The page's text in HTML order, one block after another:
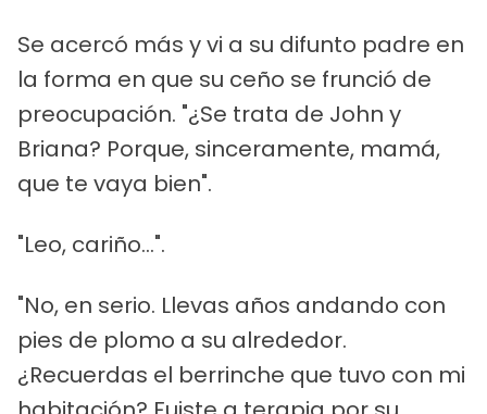
Se acercó más y vi a su difunto padre en
la forma en que su ceño se frunció de
preocupación. "¿Se trata de John y
Briana? Porque, sinceramente, mamá,
que te vaya bien".
"Leo, cariño...".
"No, en serio. Llevas años andando con
pies de plomo a su alrededor.
¿Recuerdas el berrinche que tuvo con mi